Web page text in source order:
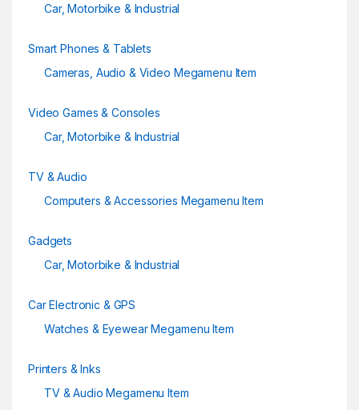
Car, Motorbike & Industrial
Smart Phones & Tablets
Cameras, Audio & Video Megamenu Item
Video Games & Consoles
Car, Motorbike & Industrial
TV & Audio
Computers & Accessories Megamenu Item
Gadgets
Car, Motorbike & Industrial
Car Electronic & GPS
Watches & Eyewear Megamenu Item
Printers & Inks
TV & Audio Megamenu Item